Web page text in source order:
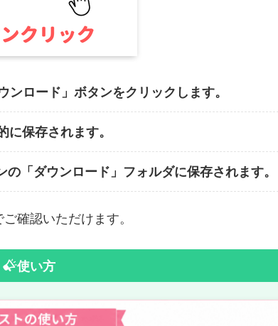
ロード」ボタンをクリックします。
保存されます。
「ダウンロード」フォルダに保存されます。
ご確認いただけます。
使い方